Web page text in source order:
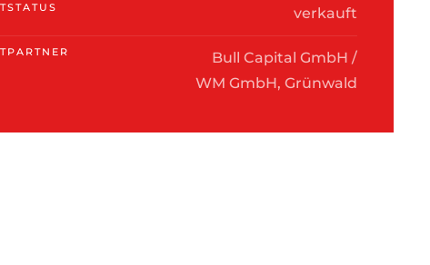
verkauft
Bull Capital GmbH /
WM GmbH, Grünwald